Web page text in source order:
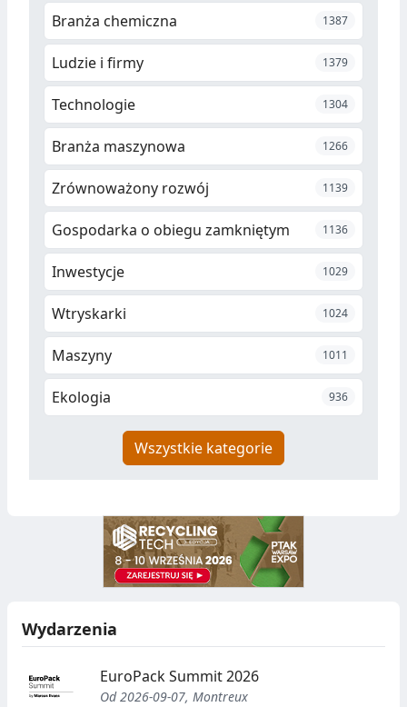
Branża chemiczna 1387
Ludzie i firmy 1379
Technologie 1304
Branża maszynowa 1266
Zrównoważony rozwój 1139
Gospodarka o obiegu zamkniętym 1136
Inwestycje 1029
Wtryskarki 1024
Maszyny 1011
Ekologia 936
Wszystkie kategorie
Wydarzenia
EuroPack Summit 2026
Od 2026-09-07, Montreux